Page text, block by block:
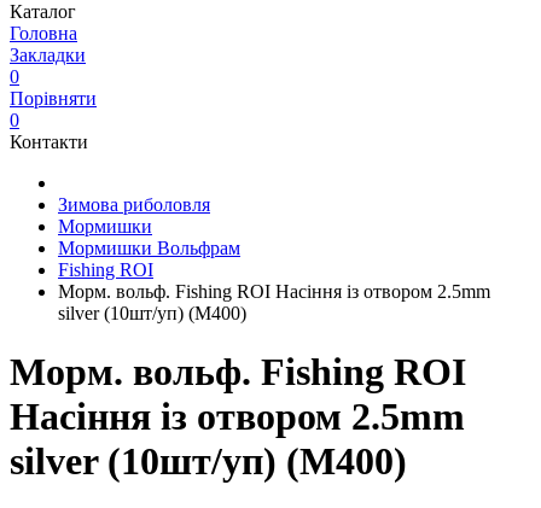
Каталог
Головна
Закладки
0
Порівняти
0
Контакти
Зимова риболовля
Мормишки
Мормишки Вольфрам
Fishing ROI
Морм. вольф. Fishing ROI Насіння із отвором 2.5mm
silver (10шт/уп) (M400)
Морм. вольф. Fishing ROI
Насіння із отвором 2.5mm
silver (10шт/уп) (M400)